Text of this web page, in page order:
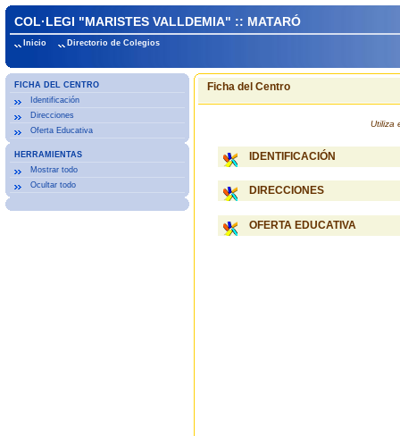
COL·LEGI "MARISTES VALLDEMIA" :: MATARÓ
Inicio Directorio de Colegios
FICHA DEL CENTRO
Identificación
Direcciones
Oferta Educativa
HERRAMIENTAS
Mostrar todo
Ocultar todo
Ficha del Centro
Utiliza
IDENTIFICACIÓN
DIRECCIONES
OFERTA EDUCATIVA